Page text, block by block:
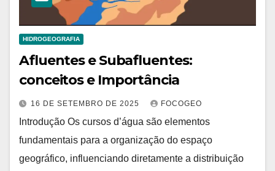
HIDROGEOGRAFIA
Afluentes e Subafluentes:
conceitos e Importância
16 DE SETEMBRO DE 2025 FOCOGEO
Introdução Os cursos d’água são elementos
fundamentais para a organização do espaço
geográfico, influenciando diretamente a distribuição